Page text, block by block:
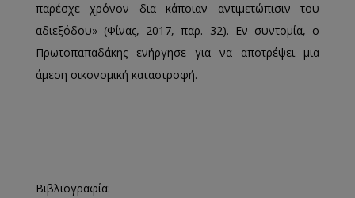
παρέσχε χρόνον δια κάποιαν αντιμετώπισιν του
αδιεξόδου» (Φίνας, 2017, παρ. 32). Εν συντομία, ο
Πρωτοπαπαδάκης ενήργησε για να αποτρέψει μια
άμεση οικονομική καταστροφή.
Βιβλιογραφία: